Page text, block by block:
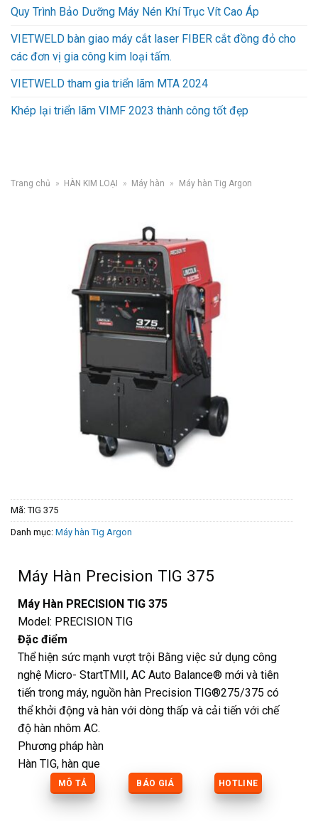
Quy Trình Bảo Dưỡng Máy Nén Khí Trục Vít Cao Áp
VIETWELD bàn giao máy cắt laser FIBER cắt đồng đỏ cho
các đơn vị gia công kim loại tấm.
VIETWELD tham gia triển lãm MTA 2024
Khép lại triển lãm VIMF 2023 thành công tốt đẹp
Trang chủ » HÀN KIM LOẠI » Máy hàn » Máy hàn Tig Argon
Mã: TIG 375
Danh mục: Máy hàn Tig Argon
Máy Hàn Precision TIG 375
Máy Hàn PRECISION TIG 375
Model: PRECISION TIG
Đặc điểm
Thể hiện sức mạnh vượt trội Bằng việc sử dụng công
nghệ Micro- StartTMII, AC Auto Balance® mới và tiên
tiến trong máy, nguồn hàn Precision TIG®275/375 có
thể khởi động và hàn với dòng thấp và cải tiến với chế
độ hàn nhôm AC.
Phương pháp hàn
Hàn TIG, hàn que
MÔ TẢ BÁO GIÁ HOTLINE